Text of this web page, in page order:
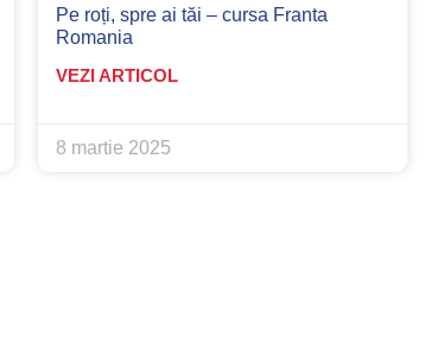
Pe roți, spre ai tăi – cursa Franta
Romania
VEZI ARTICOL
8 martie 2025